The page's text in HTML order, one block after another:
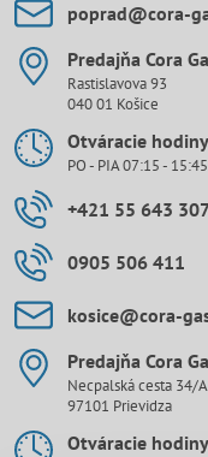
poprad​@cora-
Predajňa Cora
Rastislavova 93
040 01 Košice
Otváracie hodiny
PO - PIA 07:15 - 15:45
+421 55 643
0905 506 411
kosice​@cora-
Predajňa Cora
Necpalská cesta 34/A
97101 Prievidza
Otváracie hodiny